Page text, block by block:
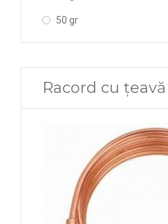
50 gr
Racord cu